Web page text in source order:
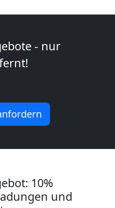
- nur
10%
und